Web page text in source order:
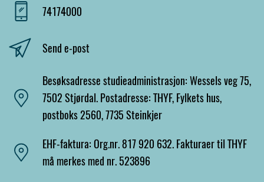
74174000
Send e-post
Besøksadresse studieadministrasjon: Wessels veg 75,
7502 Stjørdal. Postadresse: THYF, Fylkets hus,
postboks 2560, 7735 Steinkjer
EHF-faktura: Org.nr. 817 920 632. Fakturaer til THYF
må merkes med nr. 523896